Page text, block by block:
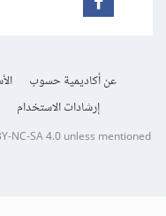
عن أكاديمية حسوب
إرشادات الاستخدام
NC-SA 4.0unless mentioned